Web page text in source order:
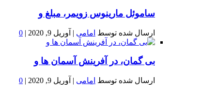
ساموئل مارینوس زویمر، مبلغ و
ارسال شده توسط امامی | آوریل 9, 2020 |
0
بى گمان، در آفرينش آسمان ها و
ارسال شده توسط امامی | آوریل 9, 2020 |
0